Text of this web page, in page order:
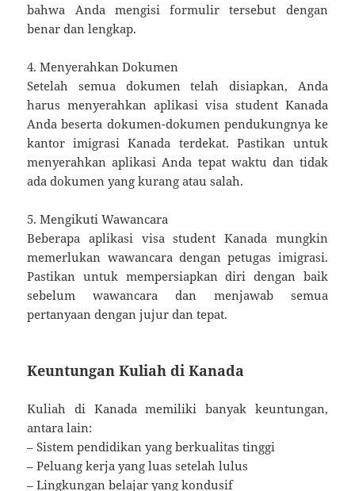
bahwa Anda mengisi formulir tersebut dengan
benar dan lengkap.
4. Menyerahkan Dokumen
Setelah semua dokumen telah disiapkan, Anda
harus menyerahkan aplikasi visa student Kanada
Anda beserta dokumen-dokumen pendukungnya ke
kantor imigrasi Kanada terdekat. Pastikan untuk
menyerahkan aplikasi Anda tepat waktu dan tidak
ada dokumen yang kurang atau salah.
5. Mengikuti Wawancara
Beberapa aplikasi visa student Kanada mungkin
memerlukan wawancara dengan petugas imigrasi.
Pastikan untuk mempersiapkan diri dengan baik
sebelum wawancara dan menjawab semua
pertanyaan dengan jujur dan tepat.
Keuntungan Kuliah di Kanada
Kuliah di Kanada memiliki banyak keuntungan,
antara lain:
– Sistem pendidikan yang berkualitas tinggi
– Peluang kerja yang luas setelah lulus
– Lingkungan belajar yang kondusif